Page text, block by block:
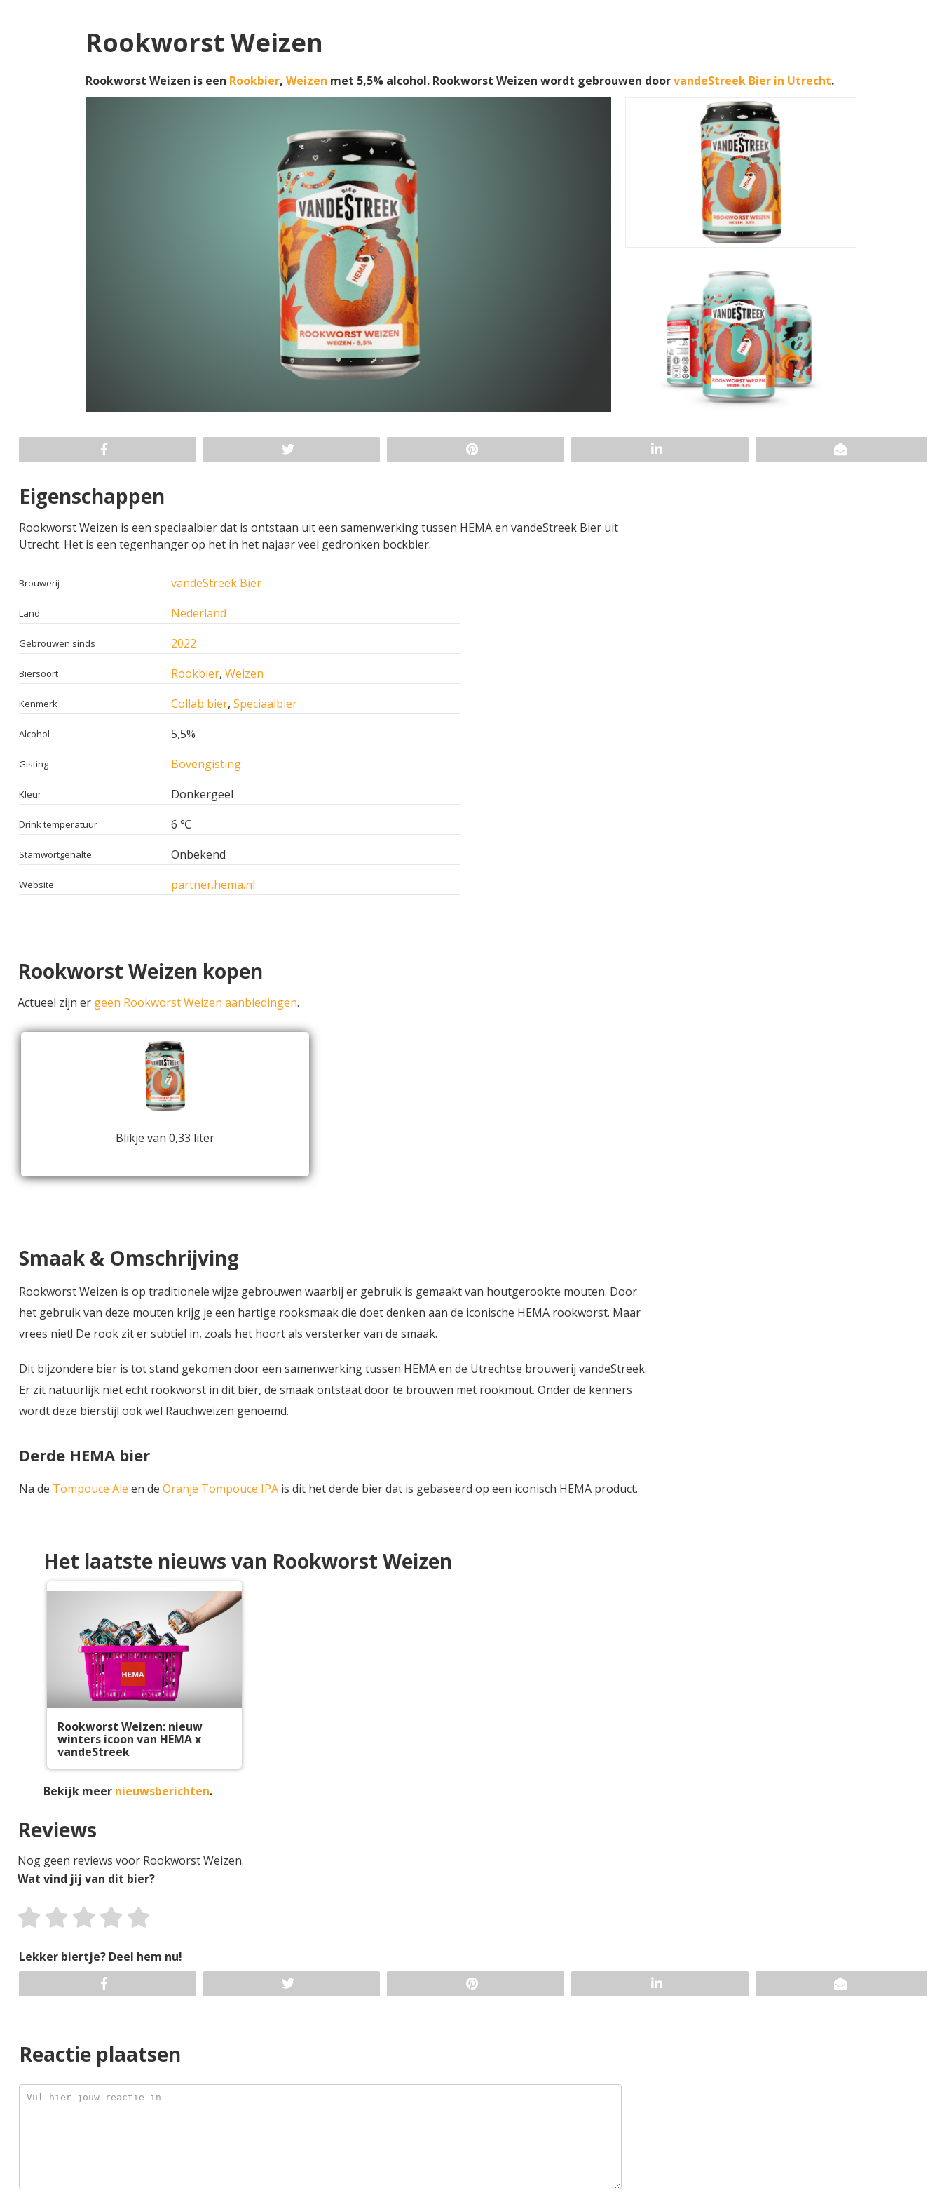
Rookworst Weizen
Rookworst Weizen is een Rookbier, Weizen met 5,5% alcohol. Rookworst Weizen wordt gebrouwen doorvandeStreek Bier in Utrecht.
Eigenschappen
Rookworst Weizen is een speciaalbier dat is ontstaan uit een samenwerking tussen HEMA en vandeStreek Bier uit
Utrecht. Het is een tegenhanger op het in het najaar veel gedronken bockbier.
Brouwerij vandeStreek Bier
Land Nederland
Gebrouwen sinds 2022
Biersoort Rookbier, Weizen
Kenmerk Collab bier, Speciaalbier
Alcohol 5,5%
Gisting Bovengisting
Kleur Donkergeel
Drink temperatuur 6 ℃
Stamwortgehalte Onbekend
Website partner.hema.nl
Rookworst Weizen kopen
Actueel zijn er geen Rookworst Weizen aanbiedingen.
Blikje van 0,33 liter
Smaak & Omschrijving
Rookworst Weizen is op traditionele wijze gebrouwen waarbij er gebruik is gemaakt van houtgerookte mouten. Door
het gebruik van deze mouten krijg je een hartige rooksmaak die doet denken aan de iconische HEMA rookworst. Maar
vrees niet! De rook zit er subtiel in, zoals het hoort als versterker van de smaak.
Dit bijzondere bier is tot stand gekomen door een samenwerking tussen HEMA en de Utrechtse brouwerij vandeStreek.
Er zit natuurlijk niet echt rookworst in dit bier, de smaak ontstaat door te brouwen met rookmout. Onder de kenners
wordt deze bierstijl ook wel Rauchweizen genoemd.
Derde HEMA bier
Na de Tompouce Ale en de Oranje Tompouce IPA is dit het derde bier dat is gebaseerd op een iconisch HEMA product.
Het laatste nieuws van Rookworst Weizen
Rookworst Weizen: nieuw
winters icoon van HEMA x
vandeStreek
Bekijk meer nieuwsberichten.
Reviews
Nog geen reviews voor Rookworst Weizen.
Wat vind jij van dit bier?
Lekker biertje? Deel hem nu!
Reactie plaatsen